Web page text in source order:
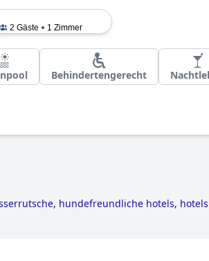
2 Gäste 1 Zimmer
Behindertengerecht
, hundefreundliche hotels,